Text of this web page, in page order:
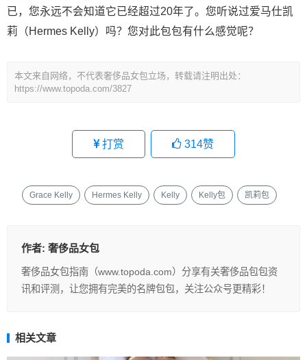
已，您永远不会知道它已经超过20年了。您听说过爱马仕凯
莉（Hermes Kelly）吗？您对此包包有什么感觉呢？
本文来自网络，不代表奢侈品女包立场，转载请注明出处：
https://www.topoda.com/3827
打赏 314赞
Grace Kelly Hermes Kelly Kelly Kelly包 凯莉包
作者: 奢侈品女包
奢侈品女包指南（www.topoda.com）分享有关奢侈品包包资
讯和评测，让您拥有完美的名牌包包，关注公众号更精彩！
相关文章